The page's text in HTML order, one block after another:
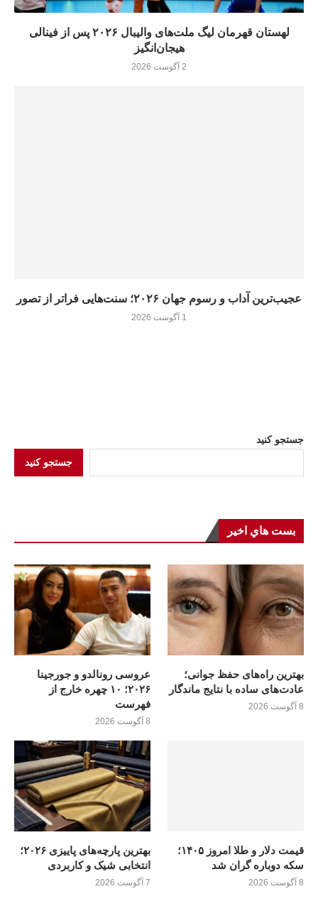
لهستان قهرمان لیگ ملت‌های والیبال ۲۰۲۶ پس از فینالی
هیجان‌انگیز
2 آگوست 2026
عجیب‌ترین آداب و رسوم جهان ۲۰۲۶؛ سنت‌هایی فراتر از تصور
1 آگوست 2026
جستجو کنید
جستجو کنید
بست هاي اخير
بهترین راه‌های حفظ جوانی؛
عادت‌های ساده با نتایج ماندگار
8 آگوست 2026
عروسی رونالدو و جورجینا
۲۰۲۶؛ ۱۰ چهره خارج از
فهرست
8 آگوست 2026
قیمت دلار و طلا امروز ۱۴۰۵؛
سکه دوباره گران شد
8 آگوست 2026
بهترین پارچه‌های پاییزی ۲۰۲۶؛
انتخابی شیک و کاربردی
7 آگوست 2026